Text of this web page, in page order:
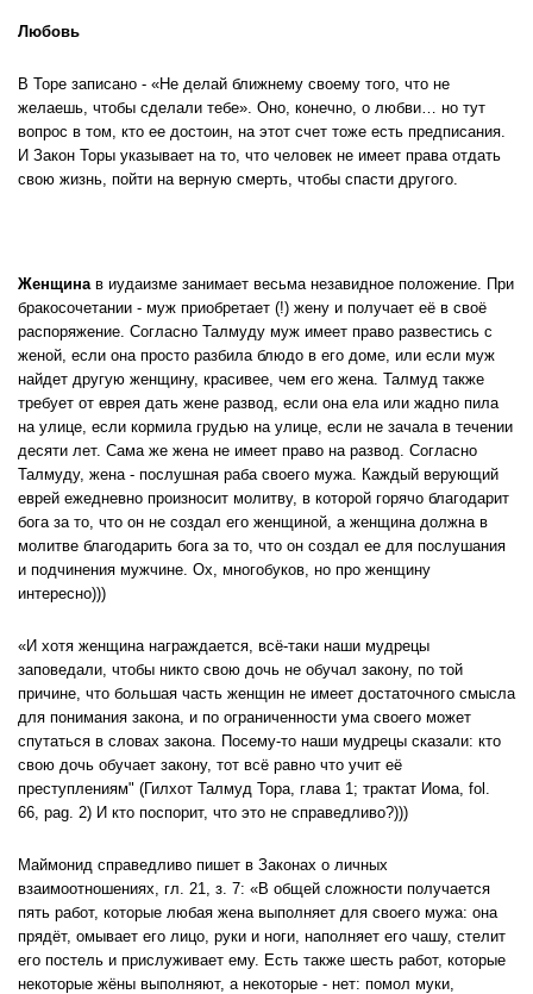
Любовь
В Торе записано - «Не делай ближнему своему того, что не
желаешь, чтобы сделали тебе». Оно, конечно, о любви… но тут
вопрос в том, кто ее достоин, на этот счет тоже есть предписания.
И Закон Торы указывает на то, что человек не имеет права отдать
свою жизнь, пойти на верную смерть, чтобы спасти другого.
Женщинав иудаизме занимает весьма незавидное положение. При
бракосочетании - муж приобретает (!) жену и получает её в своё
распоряжение. Согласно Талмуду муж имеет право развестись с
женой, если она просто разбила блюдо в его доме, или если муж
найдет другую женщину, красивее, чем его жена. Талмуд также
требует от еврея дать жене развод, если она ела или жадно пила
на улице, если кормила грудью на улице, если не зачала в течении
десяти лет. Сама же жена не имеет право на развод. Согласно
Талмуду, жена - послушная раба своего мужа. Каждый верующий
еврей ежедневно произносит молитву, в которой горячо благодарит
бога за то, что он не создал его женщиной, а женщина должна в
молитве благодарить бога за то, что он создал ее для послушания
и подчинения мужчине. Ох, многобуков, но про женщину
интересно)))
«И хотя женщина награждается, всё-таки наши мудрецы
заповедали, чтобы никто свою дочь не обучал закону, по той
причине, что большая часть женщин не имеет достаточного смысла
для понимания закона, и по ограниченности ума своего может
спутаться в словах закона. Посему-то наши мудрецы сказали: кто
свою дочь обучает закону, тот всё равно что учит её
преступлениям" (Гилхот Талмуд Тора, глава 1; трактат Иома, fol.
66, pag. 2) И кто поспорит, что это не справедливо?)))
Маймонид справедливо пишет в Законах о личных
взаимоотношениях, гл. 21, з. 7: «В общей сложности получается
пять работ, которые любая жена выполняет для своего мужа: она
прядёт, омывает его лицо, руки и ноги, наполняет его чашу, стелит
его постель и прислуживает ему. Есть также шесть работ, которые
некоторые жёны выполняют, а некоторые - нет: помол муки,